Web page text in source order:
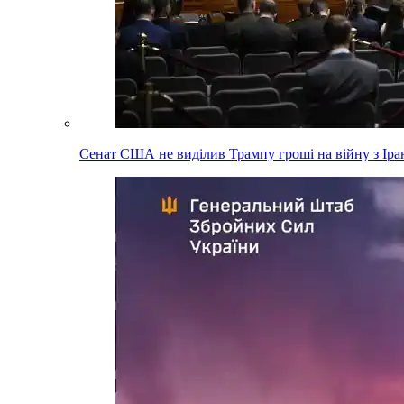
Сенат США не виділив Трампу гроші на війну з